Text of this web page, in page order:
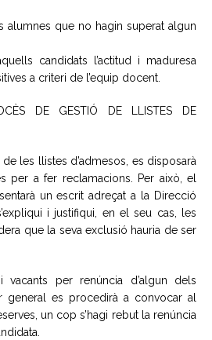
alumnes que no hagin superat algun
candidats l’actitud i maduresa
a criteri de l’equip docent.
DE GESTIÓ DE LLISTES DE
les llistes d’admesos, es disposarà
per a fer reclamacions. Per això, el
un escrit adreçat a la Direcció
i justifiqui, en el seu cas, les
que la seva exclusió hauria de ser
per renúncia d’algun dels
general es procedirà a convocar al
un cop s’hagi rebut la renúncia